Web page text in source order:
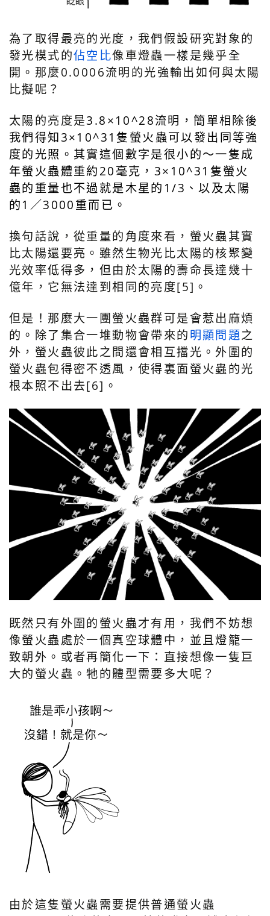
為了取得最亮的光度，我們假設研究對象的
發光模式的佔空比像車燈蟲一樣是幾乎全
開。那麼0.0006流明的光強輸出如何與太陽
比擬呢？
太陽的亮度是3.8×10^28流明，簡單相除後
我們得知3×10^31隻螢火蟲可以發出同等強
度的光照。其實這個數字是很小的～一隻成
年螢火蟲體重約20毫克，3×10^31隻螢火
蟲的重量也不過就是木星的1/3、以及太陽
的1／3000重而已。
換句話說，從重量的角度來看，螢火蟲其實
比太陽還要亮。雖然生物光比太陽的核聚變
光效率低得多，但由於太陽的壽命長達幾十
億年，它無法達到相同的亮度[5]。
但是！那麼大一團螢火蟲群可是會惹出麻煩
的。除了集合一堆動物會帶來的明顯問題之
外，螢火蟲彼此之間還會相互擋光。外圍的
螢火蟲包得密不透風，使得裏面螢火蟲的光
根本照不出去[6]。
既然只有外圍的螢火蟲才有用，我們不妨想
像螢火蟲處於一個真空球體中，並且燈籠一
致朝外。或者再簡化一下：直接想像一隻巨
大的螢火蟲。牠的體型需要多大呢？
由於這隻螢火蟲需要提供普通螢火蟲